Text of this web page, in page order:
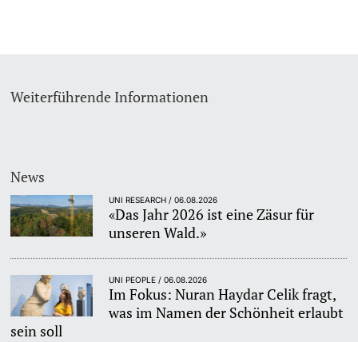
Weiterführende Informationen
News
UNI RESEARCH / 06.08.2026
«Das Jahr 2026 ist eine Zäsur für
unseren Wald.»
UNI PEOPLE / 06.08.2026
Im Fokus: Nuran Haydar Celik fragt,
was im Namen der Schönheit erlaubt
sein soll